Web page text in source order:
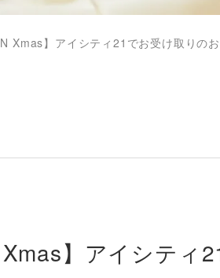
Xmas】アイシティ21でお受け取りの
Xmas】アイシティ